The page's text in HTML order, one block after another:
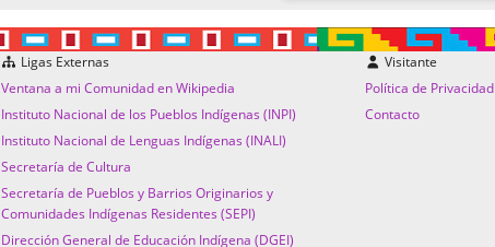
Ligas Externas
Ventana a mi Comunidad en Wikipedia
Instituto Nacional de los Pueblos Indígenas (INPI)
Instituto Nacional de Lenguas Indígenas (INALI)
Secretaría de Cultura
Secretaría de Pueblos y Barrios Originarios y
Comunidades Indígenas Residentes (SEPI)
Dirección General de Educación Indígena (DGEI)
Visitante
Política de Privacidad
Contacto